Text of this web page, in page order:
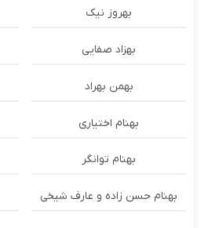
بهروز نیک
بهزاد صفایی
بهمن بهراد
بهنام اختیاری
بهنام توانگر
بهنام حسن زاده و عارف شیخی